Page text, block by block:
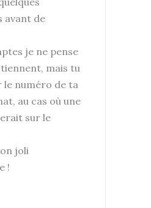
avant de
je ne pense
tiennent, mais tu
le numéro de ta
au cas où une
sur le
joli
!